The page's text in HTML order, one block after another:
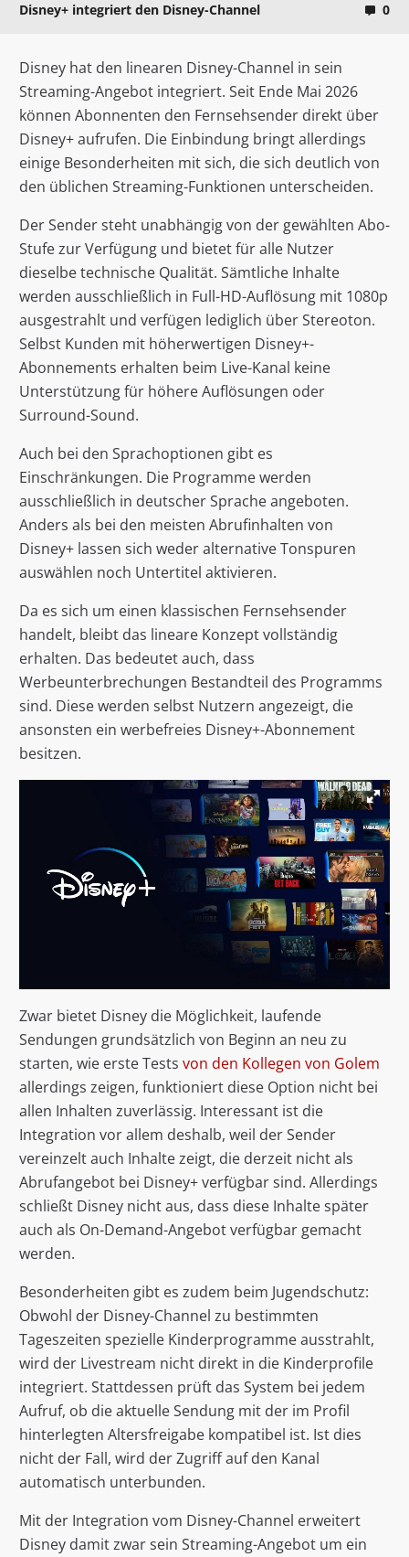
Disney+ integriert den Disney-Channel 0
Disney hat den linearen Disney-Channel in sein
Streaming-Angebot integriert. Seit Ende Mai 2026
können Abonnenten den Fernsehsender direkt über
Disney+ aufrufen. Die Einbindung bringt allerdings
einige Besonderheiten mit sich, die sich deutlich von
den üblichen Streaming-Funktionen unterscheiden.
Der Sender steht unabhängig von der gewählten Abo-
Stufe zur Verfügung und bietet für alle Nutzer
dieselbe technische Qualität. Sämtliche Inhalte
werden ausschließlich in Full-HD-Auflösung mit 1080p
ausgestrahlt und verfügen lediglich über Stereoton.
Selbst Kunden mit höherwertigen Disney+-
Abonnements erhalten beim Live-Kanal keine
Unterstützung für höhere Auflösungen oder
Surround-Sound.
Auch bei den Sprachoptionen gibt es
Einschränkungen. Die Programme werden
ausschließlich in deutscher Sprache angeboten.
Anders als bei den meisten Abrufinhalten von
Disney+ lassen sich weder alternative Tonspuren
auswählen noch Untertitel aktivieren.
Da es sich um einen klassischen Fernsehsender
handelt, bleibt das lineare Konzept vollständig
erhalten. Das bedeutet auch, dass
Werbeunterbrechungen Bestandteil des Programms
sind. Diese werden selbst Nutzern angezeigt, die
ansonsten ein werbefreies Disney+-Abonnement
besitzen.
Zwar bietet Disney die Möglichkeit, laufende
Sendungen grundsätzlich von Beginn an neu zu
starten, wie erste Tests von den Kollegen von Golem
allerdings zeigen, funktioniert diese Option nicht bei
allen Inhalten zuverlässig. Interessant ist die
Integration vor allem deshalb, weil der Sender
vereinzelt auch Inhalte zeigt, die derzeit nicht als
Abrufangebot bei Disney+ verfügbar sind. Allerdings
schließt Disney nicht aus, dass diese Inhalte später
auch als On-Demand-Angebot verfügbar gemacht
werden.
Besonderheiten gibt es zudem beim Jugendschutz:
Obwohl der Disney-Channel zu bestimmten
Tageszeiten spezielle Kinderprogramme ausstrahlt,
wird der Livestream nicht direkt in die Kinderprofile
integriert. Stattdessen prüft das System bei jedem
Aufruf, ob die aktuelle Sendung mit der im Profil
hinterlegten Altersfreigabe kompatibel ist. Ist dies
nicht der Fall, wird der Zugriff auf den Kanal
automatisch unterbunden.
Mit der Integration vom Disney-Channel erweitert
Disney damit zwar sein Streaming-Angebot um ein